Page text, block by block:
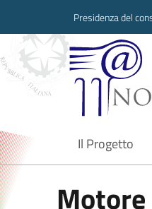
Presidenza del
Il Progetto
current